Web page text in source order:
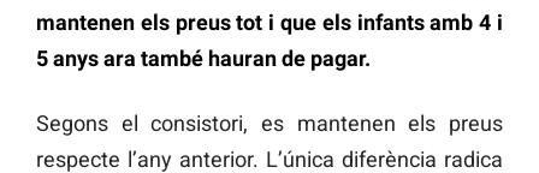
mantenen els preus tot i que els infants amb 4 i
5 anys ara també hauran de pagar.
Segons el consistori, es mantenen els preus
respecte l’any anterior. L’única diferència radica